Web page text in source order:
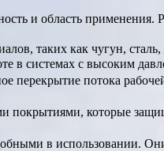
и область применения.
таких как чугун,
в системах с высоким
перекрытие потока
которые
в использовании.